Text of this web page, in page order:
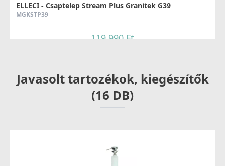
ELLECI - Csaptelep Stream Plus Granitek G39
MGKSTP39
119 990 Ft
ELLECI - Csaptelep Trail Plus Granitek G39
Javasolt tartozékok, kiegészítők
(16 DB)